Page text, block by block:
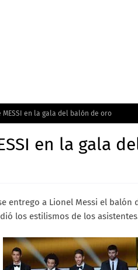
MESSI en la gala del balón de oro
en la gala
entrego a Lionel Messi el balón
los estilismos de los